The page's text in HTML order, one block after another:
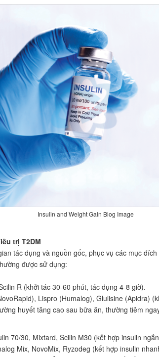
Insulin and Weight Gain Blog Image
trị T2DM
tác dụng và nguồn gốc, phục vụ các mục
được sử dụng:
R (khởi tác 30-60 phút, tác dụng 4-8 giờ).
Lispro (Humalog), Glulisine (Apidra)
huyết tăng cao sau bữa ăn, thường tiêm
70/30, Mixtard, Scilin M30 (kết hợp insulin
Mix, NovoMix, Ryzodeg (kết hợp insulin